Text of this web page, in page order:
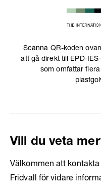
Scanna QR-koden
att gå direkt till EPD-
som omfattar
Vill du veta
Välkommen att
Fridvall för vidare